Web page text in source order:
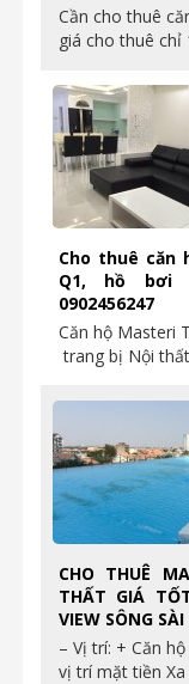
Cần cho thuê
giá cho thuê
Cho thuê căn
Q1, hồ bơi
0902456247
Căn hộ Masteri
trang bị Nội
CHO THUÊ
THẤT GIÁ
VIEW SÔNG
– Vị trí: + Căn
vị trí mặt tiền